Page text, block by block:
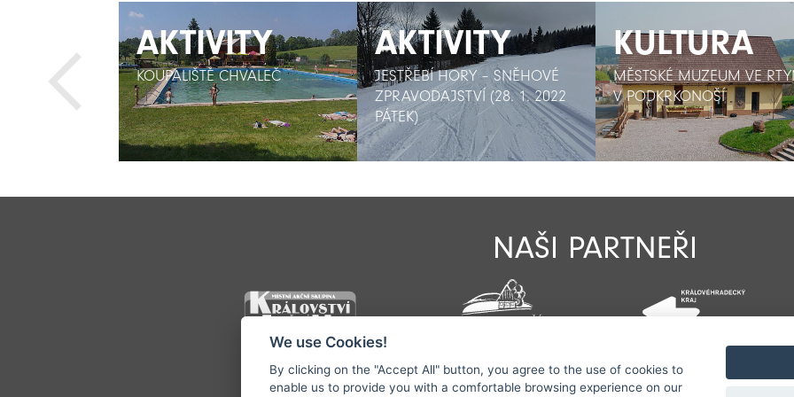
AKTIVITY
KOUPALIŠTĚ CHVALEČ
AKTIVITY
KOUPALIŠTĚ CHVALEČ
AKTIVITY
JESTŘEBÍ HORY – SNĚHOVÉ
ZPRAVODAJSTVÍ (28. 1. 2022
PÁTEK)
AKTIVITY
JESTŘEBÍ HORY – SNĚHOVÉ
ZPRAVODAJSTVÍ (28. 1. 2022
PÁTEK)
KULTURA
MĚSTSKÉ MUZEUM VE
V PODKRKONOŠÍ
KULTURA
MĚSTSKÉ MUZEUM VE
V PODKRKONOŠÍ
NAŠI PARTNEŘI
©1996 - 2026 Všechna práva vyhrazena serveru www.jestrebihory.net |
We use Cookies!
By clicking on the "Accept All" button, you agree to the use of cookies to
enable us to provide you with a comfortable browsing experience on our